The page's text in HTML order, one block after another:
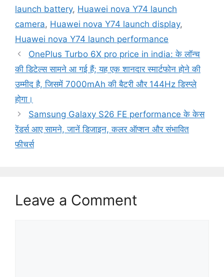
launch battery, Huawei nova Y74 launch
camera, Huawei nova Y74 launch display,
Huawei nova Y74 launch performance
OnePlus Turbo 6X pro price in india: के लॉन्च
की डिटेल्स सामने आ गई हैं; यह एक शानदार स्मार्टफोन होने की
उम्मीद है, जिसमें 7000mAh की बैटरी और 144Hz डिस्प्ले
होगा।
Samsung Galaxy S26 FE performance के केस
रेंडर्स आए सामने, जानें डिजाइन, कलर ऑप्शन और संभावित
फीचर्स
Leave a Comment